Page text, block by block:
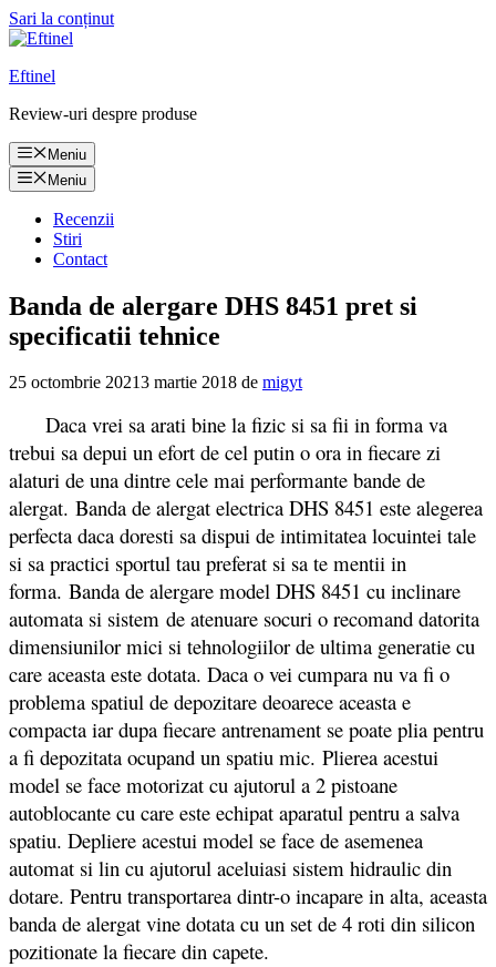
Sari la conținut
Eftinel
Review-uri despre produse
Meniu
Meniu
Recenzii
Stiri
Contact
Banda de alergare DHS 8451 pret si
specificatii tehnice
25 octombrie 20213 martie 2018 de migyt
Daca vrei sa arati bine la fizic si sa fii in forma va
trebui sa depui un efort de cel putin o ora in fiecare zi
alaturi de una dintre cele mai performante bande de
alergat. Banda de alergat electrica DHS 8451 este alegerea
perfecta daca doresti sa dispui de intimitatea locuintei tale
si sa practici sportul tau preferat si sa te mentii in
forma. Banda de alergare model DHS 8451 cu inclinare
automata si sistem de atenuare socuri o recomand datorita
dimensiunilor mici si tehnologiilor de ultima generatie cu
care aceasta este dotata. Daca o vei cumpara nu va fi o
problema spatiul de depozitare deoarece aceasta e
compacta iar dupa fiecare antrenament se poate plia pentru
a fi depozitata ocupand un spatiu mic. Plierea acestui
model se face motorizat cu ajutorul a 2 pistoane
autoblocante cu care este echipat aparatul pentru a salva
spatiu. Depliere acestui model se face de asemenea
automat si lin cu ajutorul aceluiasi sistem hidraulic din
dotare. Pentru transportarea dintr-o incapare in alta, aceasta
banda de alergat vine dotata cu un set de 4 roti din silicon
pozitionate la fiecare din capete.